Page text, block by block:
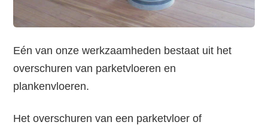
Eén van onze werkzaamheden bestaat uit het
overschuren van parketvloeren en
plankenvloeren.
Het overschuren van een parketvloer of